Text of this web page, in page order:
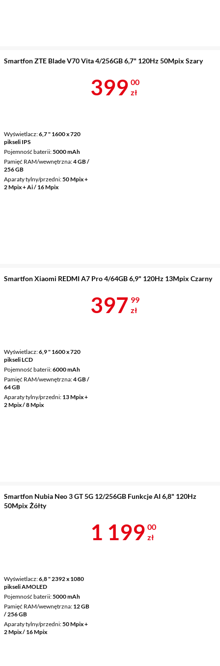
Smartfon ZTE Blade V70 Vita 4/256GB 6,7" 120Hz 50Mpix Szary
Wyświetlacz 6,7 " 1600 x 720
pikseli IPS
Pojemność baterii 5000 mAh
Pamięć RAM/wewnętrzna 4 GB /
256 GB
Aparaty tylny/przedni 50 Mpix +
2 Mpix + Ai / 16 Mpix
Cena 399 zł
399 00
zł
Smartfon Xiaomi REDMI A7 Pro 4/64GB 6,9" 120Hz 13Mpix Czarny
Wyświetlacz 6,9 " 1600 x 720
pikseli LCD
Pojemność baterii 6000 mAh
Pamięć RAM/wewnętrzna 4 GB /
64 GB
Aparaty tylny/przedni 13 Mpix +
2 Mpix / 8 Mpix
Cena 397,99
397 99
zł
Smartfon Nubia Neo 3 GT 5G 12/256GB Funkcje AI 6,8" 120Hz
50Mpix Żółty
Wyświetlacz 6,8 " 2392 x 1080
pikseli AMOLED
Pojemność baterii 5000 mAh
Pamięć RAM/wewnętrzna 12 GB
/ 256 GB
Aparaty tylny/przedni 50 Mpix +
2 Mpix / 16 Mpix
Cena 1 199 zł
1 199 00
zł